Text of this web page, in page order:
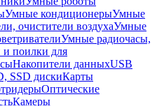
Умные кондиционерыУмные
очистители воздухаУмные
Умные радиочасы,
поилки для
Накопители данныхUSB
SSD дискиКарты
Оптические
Камеры